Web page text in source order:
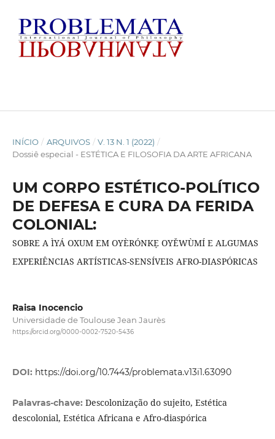
INÍCIO / ARQUIVOS / V. 13 N. 1 (2022) /
Dossiê especial - ESTÉTICA E FILOSOFIA DA ARTE AFRICANA
UM CORPO ESTÉTICO-POLÍTICO
DE DEFESA E CURA DA FERIDA
COLONIAL:
SOBRE A ÌYÁ OXUM EM OYÈRÓNKẸ OYĚWÙMÍ E ALGUMAS
EXPERIÊNCIAS ARTÍSTICAS-SENSÍVEIS AFRO-DIASPÓRICAS
Raisa Inocencio
Universidade de Toulouse Jean Jaurès
https://orcid.org/0000-0002-7520-5436
DOI: https://doi.org/10.7443/problemata.v13i1.63090
Palavras-chave: Descolonização do sujeito, Estética
descolonial, Estética Africana e Afro-diaspórica